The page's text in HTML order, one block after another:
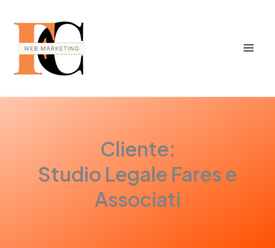
contenuto
Cliente:
Studio Legale Fares e
Associati